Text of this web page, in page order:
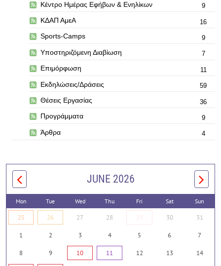
Κέντρο Ημέρας Εφήβων & Ενηλίκων 9
ΚΔΑΠ ΑμεΑ 16
Sports-Camps 9
Υποστηριζόμενη Διαβίωση 7
Επιμόρφωση 11
Εκδηλώσεις/Δράσεις 59
Θέσεις Εργασίας 36
Προγράμματα 9
Άρθρα 4
JUNE 2026
Mon Tue Wed Thu Fri Sat Sun
25 26 27 28 29 30 31
1 2 3 4 5 6 7
8 9 10 11 12 13 14